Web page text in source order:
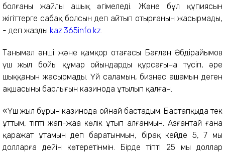
болғаны жайлы ашық әңгімеледі. Және бұл құпиясын
жігіттерге сабақ болсын деп айтып отырғанын жасырмады,
- деп жазды kaz.365info.kz.
Танымал әнші және қамқор отағасы Бағлан Әбдірайымов
үш жыл бойы құмар ойындардың құрсағына түсіп, әрең
шыққанын жасырмады. Үй саламын, бизнес ашамын деген
ақшасының барлығын казинода ұтылып қалған.
«Үш жыл бұрын казинода ойнай бастадым. Бастапқыда тек
ұттым, тіпті жап-жаңа көлік ұтып алғанмын. Азғантай ғана
қаражат ұтамын деп баратынмын, бірақ кейде 5, 7 мың
долларға дейін көтеретінмін. Бірде тіпті 25 мың доллар